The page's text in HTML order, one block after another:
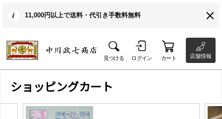
11,000円以上で送料・代引き手数料無料
見つける ログイン カート 店舗情報
ショッピングカート